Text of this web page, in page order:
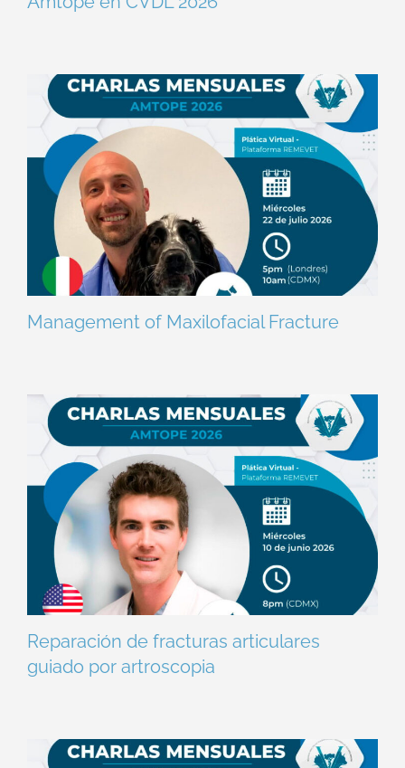
Management of Maxilofacial Fracture
Reparación de fracturas articulares
guiado por artroscopia